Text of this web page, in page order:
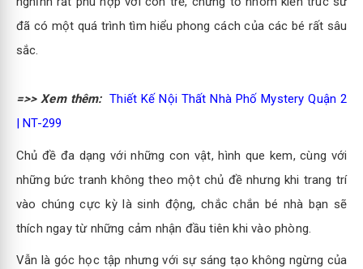
đã có một quá trình tìm hiểu phong cách của các bé rất sâu
sắc.
=>> Xem thêm: Thiết Kế Nội Thất Nhà Phố Mystery Quận 2
| NT-299
Chủ đề đa dạng với những con vật, hình que kem, cùng với
những bức tranh không theo một chủ đề nhưng khi trang trí
vào chúng cực kỳ là sinh động, chắc chắn bé nhà bạn sẽ
thích ngay từ những cảm nhận đầu tiên khi vào phòng.
Vẫn là góc học tập nhưng với sự sáng tạo không ngừng của